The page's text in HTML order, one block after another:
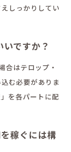
しっかりしてい
ですか？
合はテロップ・
む必要がありま
を各パートに配
稼ぐには構